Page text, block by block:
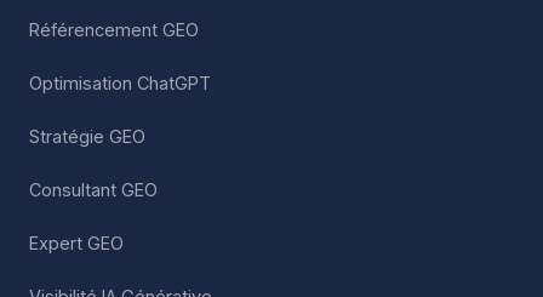
Référencement GEO
Optimisation ChatGPT
Stratégie GEO
Consultant GEO
Expert GEO